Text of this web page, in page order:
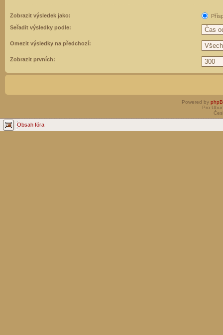
Zobrazit výsledek jako:
Seřadit výsledky podle:
Omezit výsledky na předchozí:
Zobrazit prvních:
Powered by
Pro
Obsah fóra